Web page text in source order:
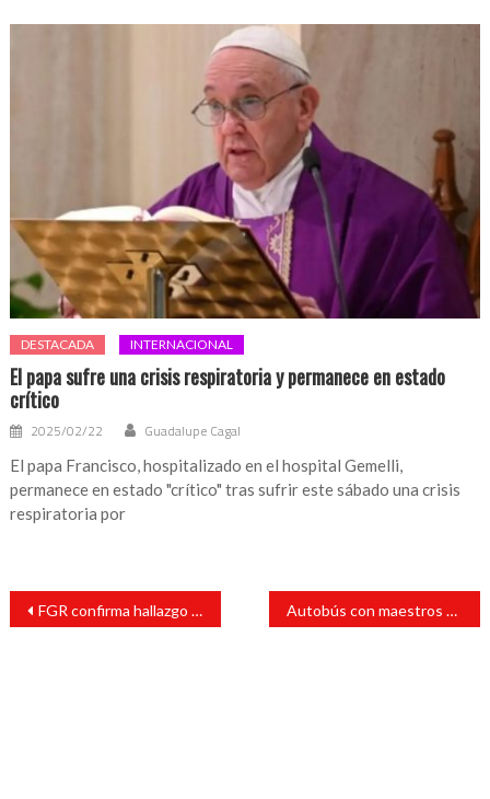
DESTACADA INTERNACIONAL
El papa sufre una crisis respiratoria y permanece en estado
crítico
2025/02/22 Guadalupe Cagal
El papa Francisco, hospitalizado en el hospital Gemelli,
permanece en estado "crítico" tras sufrir este sábado una crisis
respiratoria por
Navegación
entradas
FGR confirma hallazgo de restos humanos en rancho de Teuchitlán, Jalisco Autobús con maestros de Oaxaca se sale de la carretera en Cumbres de Maltrata; hay lesionados